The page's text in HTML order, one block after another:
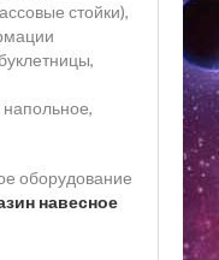
стойки),
напольное,
оборудование
навесное